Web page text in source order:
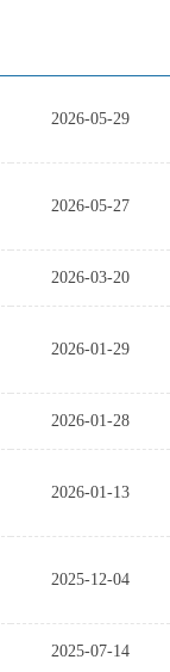
2026-05-29
2026-05-27
2026-03-20
2026-01-29
2026-01-28
2026-01-13
2025-12-04
2025-07-14